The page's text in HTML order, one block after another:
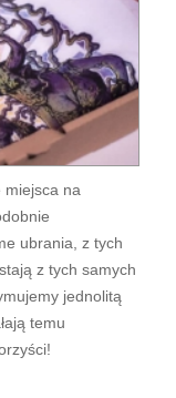
miejsca na
ubrania, z tych
z tych samych
jednolitą
temu